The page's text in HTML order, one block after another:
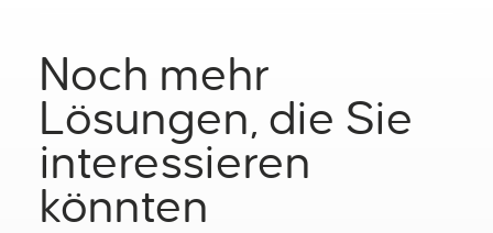
Noch mehr
Lösungen, die Sie
interessieren
könnten